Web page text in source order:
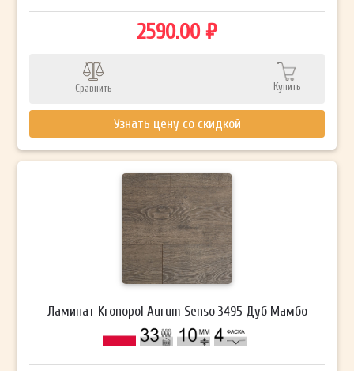
2590.00 ₽
Сравнить Купить
Узнать цену со скидкой
Ламинат Kronopol Aurum Senso 3495 Дуб Мамбо